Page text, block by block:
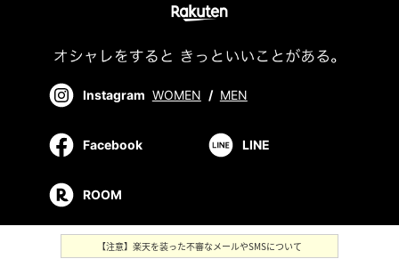
Instagram WOMEN / MEN
Facebook LINE
ROOM
【注意】楽天を装った不審なメールやSMSについて